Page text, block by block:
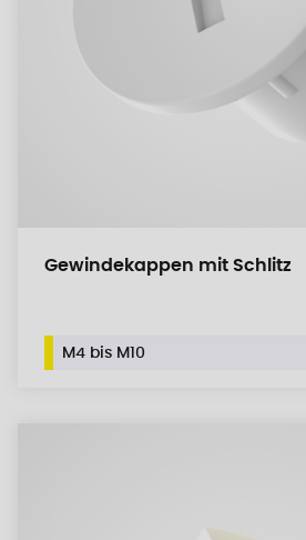
Gewindekappen mit Schlitz
M4 bis M10